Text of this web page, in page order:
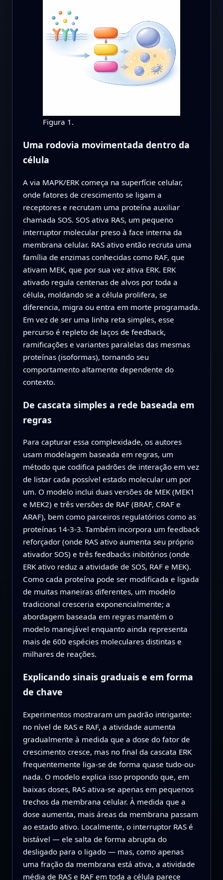
Figura 1.
Uma rodovia movimentada dentro da
célula
A via MAPK/ERK começa na superfície celular,
onde fatores de crescimento se ligam a
receptores e recrutam uma proteína auxiliar
chamada SOS. SOS ativa RAS, um pequeno
interruptor molecular preso à face interna da
membrana celular. RAS ativo então recruta uma
família de enzimas conhecidas como RAF, que
ativam MEK, que por sua vez ativa ERK. ERK
ativado regula centenas de alvos por toda a
célula, moldando se a célula prolifera, se
diferencia, migra ou entra em morte programada.
Em vez de ser uma linha reta simples, esse
percurso é repleto de laços de feedback,
ramificações e variantes paralelas das mesmas
proteínas (isoformas), tornando seu
comportamento altamente dependente do
contexto.
De cascata simples a rede baseada em
regras
Para capturar essa complexidade, os autores
usam modelagem baseada em regras, um
método que codifica padrões de interação em vez
de listar cada possível estado molecular um por
um. O modelo inclui duas versões de MEK (MEK1
e MEK2) e três versões de RAF (BRAF, CRAF e
ARAF), bem como parceiros regulatórios como as
proteínas 14-3-3. Também incorpora um feedback
reforçador (onde RAS ativo aumenta seu próprio
ativador SOS) e três feedbacks inibitórios (onde
ERK ativo reduz a atividade de SOS, RAF e MEK).
Como cada proteína pode ser modificada e ligada
de muitas maneiras diferentes, um modelo
tradicional cresceria exponencialmente; a
abordagem baseada em regras mantém o
modelo manejável enquanto ainda representa
mais de 600 espécies moleculares distintas e
milhares de reações.
Explicando sinais graduais e em forma
de chave
Experimentos mostraram um padrão intrigante:
no nível de RAS e RAF, a atividade aumenta
gradualmente à medida que a dose do fator de
crescimento cresce, mas no final da cascata ERK
frequentemente liga-se de forma quase tudo-ou-
nada. O modelo explica isso propondo que, em
baixas doses, RAS ativa-se apenas em pequenos
trechos da membrana celular. À medida que a
dose aumenta, mais áreas da membrana passam
ao estado ativo. Localmente, o interruptor RAS é
bistável — ele salta de forma abrupta do
desligado para o ligado — mas, como apenas
uma fração da membrana está ativa, a atividade
média de RAS e RAF em toda a célula parece